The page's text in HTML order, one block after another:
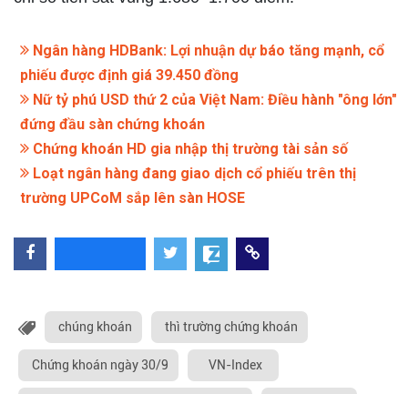
Ngân hàng HDBank: Lợi nhuận dự báo tăng mạnh, cổ
phiếu được định giá 39.450 đồng
Nữ tỷ phú USD thứ 2 của Việt Nam: Điều hành "ông lớn"
đứng đầu sàn chứng khoán
Chứng khoán HD gia nhập thị trường tài sản số
Loạt ngân hàng đang giao dịch cổ phiếu trên thị
trường UPCoM sắp lên sàn HOSE
chúng khoán thì trường chứng khoán
Chứng khoán ngày 30/9 VN-Index